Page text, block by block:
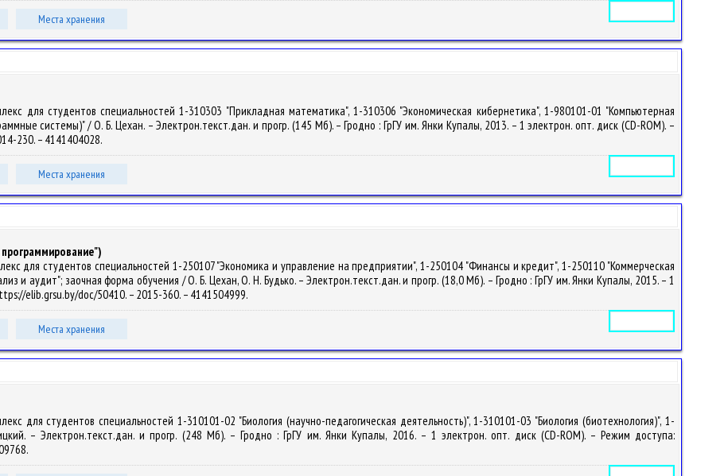
Места хранения
для студентов специальностей 1-310303 "Прикладная математика", 1-310306 "Экономическая кибернетика", 1-980101-01 "Компьютерная
системы)" / О. Б. Цехан. – Электрон.текст.дан. и прогр. (145 Мб). – Гродно : ГрГУ им. Янки Купалы, 2013. – 1 электрон. опт. диск (CD-ROM). –
230. – 4141404028.
Места хранения
для студентов специальностей 1-250107 "Экономика и управление на предприятии", 1-250104 "Финансы и кредит", 1-250110 "Коммерческая
и аудит"; заочная форма обучения / О. Б. Цехан, О. Н. Будько. – Электрон.текст.дан. и прогр. (18,0 Мб). – Гродно : ГрГУ им. Янки Купалы, 2015. – 1
elib.grsu.by/doc/50410. – 2015-360. – 4141504999.
Места хранения
для студентов специальностей 1-310101-02 "Биология (научно-педагогическая деятельность)", 1-310101-03 "Биология (биотехнология)", 1-
– Электрон.текст.дан. и прогр. (248 Мб). – Гродно : ГрГУ им. Янки Купалы, 2016. – 1 электрон. опт. диск (CD-ROM). – Режим доступа: